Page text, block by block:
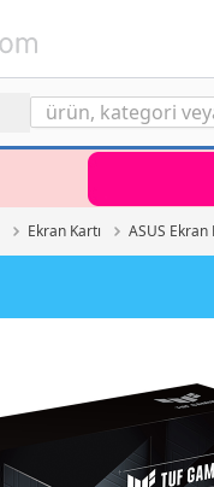
Ekran Kartı ASUS Ekran